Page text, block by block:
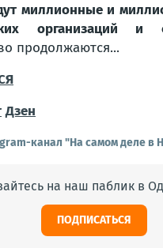
миллионные и
организаций и
продолжаются...
Дзен
канал "На самом деле в
на наш паблик в
ПОДПИСАТЬСЯ